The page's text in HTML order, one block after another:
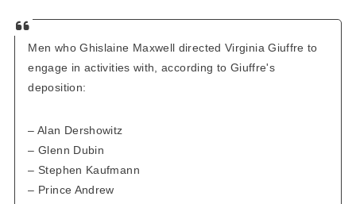
Men who Ghislaine Maxwell directed Virginia Giuffre to
engage in activities with, according to Giuffre's
deposition:
– Alan Dershowitz
– Glenn Dubin
– Stephen Kaufmann
– Prince Andrew